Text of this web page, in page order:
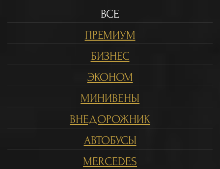
ВСЕ
ПРЕМИУМ
БИЗНЕС
ЭКОНОМ
МИНИВЕНЫ
ВНЕДОРОЖНИК
АВТОБУСЫ
MERCEDES